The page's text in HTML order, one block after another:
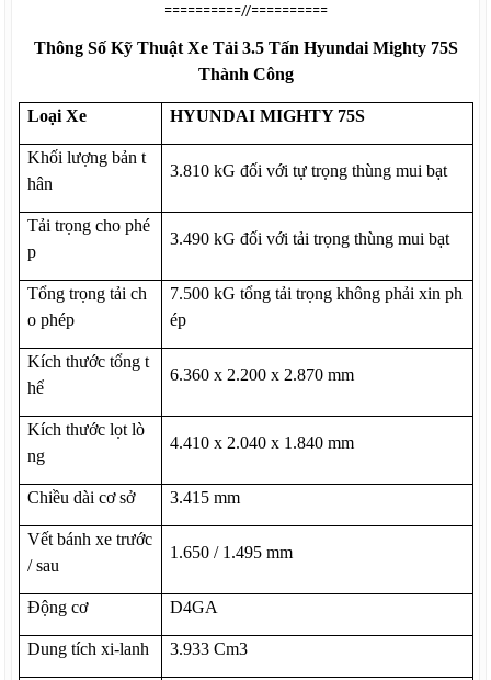
==========//==========
Thông Số Kỹ Thuật Xe Tải 3.5 Tấn Hyundai Mighty 75S
Thành Công
Loại Xe HYUNDAI MIGHTY 75S
Khối lượng bản t
hân
3.810 kG đối với tự trọng thùng mui bạt
Tải trọng cho phé
p
3.490 kG đối với tải trọng thùng mui bạt
Tổng trọng tải ch
o phép
7.500 kG tổng tải trọng không phải xin ph
ép
Kích thước tổng t
hể
6.360 x 2.200 x 2.870 mm
Kích thước lọt lò
ng
4.410 x 2.040 x 1.840 mm
Chiều dài cơ sở 3.415 mm
Vết bánh xe trước
/ sau
1.650 / 1.495 mm
Động cơ D4GA
Dung tích xi-lanh 3.933 Cm3